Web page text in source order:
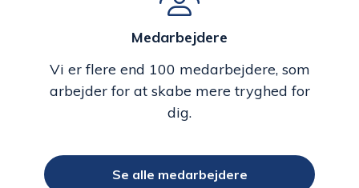
Medarbejdere
Vi er flere end 100 medarbejdere, som
arbejder for at skabe mere tryghed for
dig.
Se alle medarbejdere